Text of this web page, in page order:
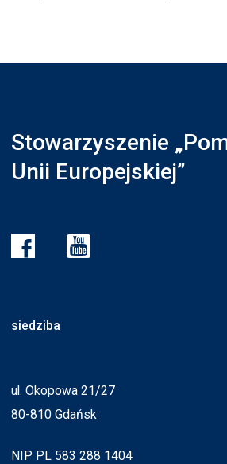
Stowarzyszenie
Unii Europejskiej”
siedziba
ul. Okopowa 21/27
80-810 Gdańsk
NIP PL 583 288 1404